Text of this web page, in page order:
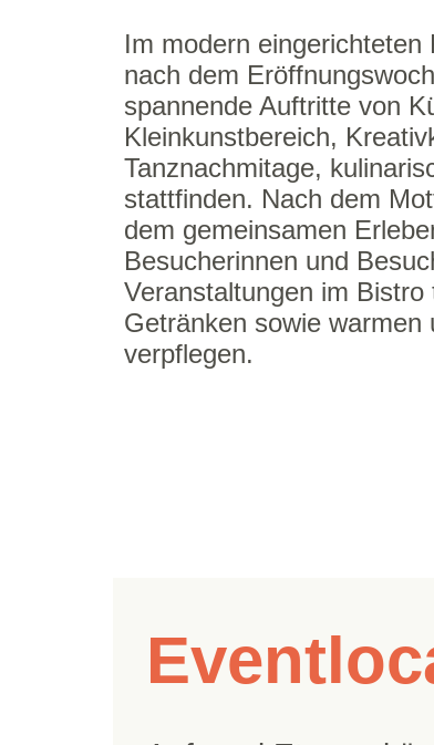
Im modern
nach dem
spannende Auftritte von
Kleinkunstbereich,
Tanznachmitage,
stattfinden. Nach dem
dem gemeinsamen
Besucherinnen und
Veranstaltungen im
Getränken sowie warmen
verpflegen.